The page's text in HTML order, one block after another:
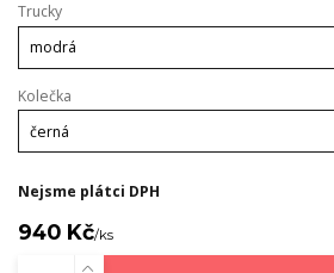
Trucky
Kolečka
Nejsme plátci DPH
940 Kč/ks